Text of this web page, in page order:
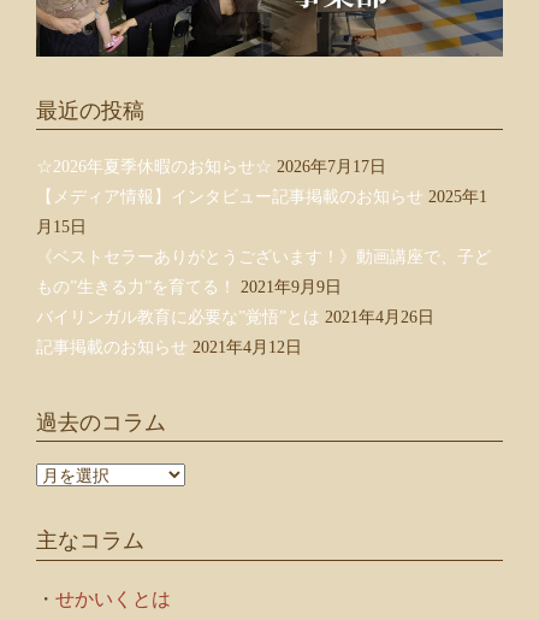
最近の投稿
☆2026年夏季休暇のお知らせ☆ 2026年7月17日
【メディア情報】インタビュー記事掲載のお知らせ 2025年1
月15日
《ベストセラーありがとうございます！》動画講座で、子ど
もの”生きる力”を育てる！
2021年9月9日
バイリンガル教育に必要な”覚悟”とは 2021年4月26日
記事掲載のお知らせ 2021年4月12日
過去のコラム
過
コ
ム
主なコラム
・ せかいくとは